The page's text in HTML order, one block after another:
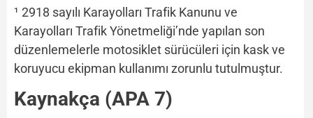
¹ 2918 sayılı Karayolları Trafik Kanunu ve
Karayolları Trafik Yönetmeliği’nde yapılan son
düzenlemelerle motosiklet sürücüleri için kask ve
koruyucu ekipman kullanımı zorunlu tutulmuştur.
Kaynakça (APA 7)